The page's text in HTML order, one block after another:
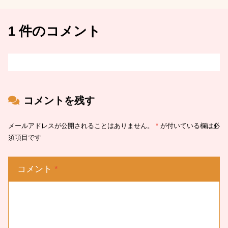
1 件のコメント
コメントを残す
メールアドレスが公開されることはありません。 * が付いている欄は必
須項目です
コメント *